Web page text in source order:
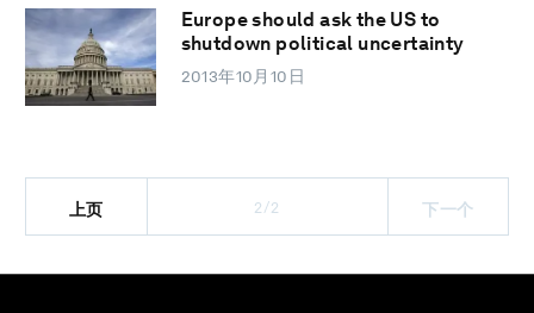
Europe should ask the US to
shutdown political uncertainty
2013年10月10日
上页 2/2 下一个